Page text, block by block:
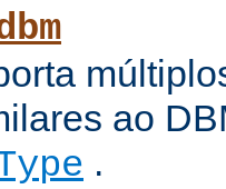
ao
.